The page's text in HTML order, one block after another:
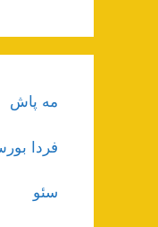
مه پاش
فردا
سئو